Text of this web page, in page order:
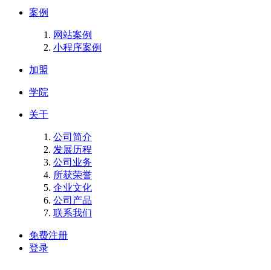
案例
网站案例
小程序案例
加盟
学院
关于
公司简介
发展历程
公司业务
所获荣誉
企业文化
公司产品
联系我们
免费注册
登录